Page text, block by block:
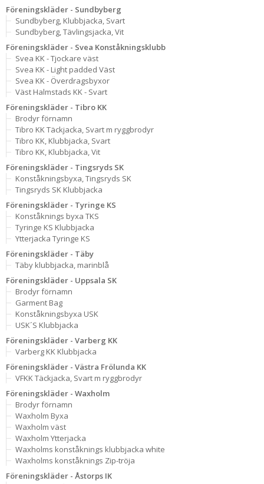
Föreningskläder - Sundbyberg
Sundbyberg, Klubbjacka, Svart
Sundbyberg, Tävlingsjacka, Vit
Föreningskläder - Svea Konståkningsklubb
Svea KK - Tjockare väst
Svea KK - Light padded Väst
Svea KK - Överdragsbyxor
Väst Halmstads KK - Svart
Föreningskläder - Tibro KK
Brodyr förnamn
Tibro KK Täckjacka, Svart m ryggbrodyr
Tibro KK, Klubbjacka, Svart
Tibro KK, Klubbjacka, Vit
Föreningskläder - Tingsryds SK
Konståkningsbyxa, Tingsryds SK
Tingsryds SK Klubbjacka
Föreningskläder - Tyringe KS
Konståknings byxa TKS
Tyringe KS Klubbjacka
Ytterjacka Tyringe KS
Föreningskläder - Täby
Täby klubbjacka, marinblå
Föreningskläder - Uppsala SK
Brodyr förnamn
Garment Bag
Konståkningsbyxa USK
USK´S Klubbjacka
Föreningskläder - Varberg KK
Varberg KK Klubbjacka
Föreningskläder - Västra Frölunda KK
VFKK Täckjacka, Svart m ryggbrodyr
Föreningskläder - Waxholm
Brodyr förnamn
Waxholm Byxa
Waxholm väst
Waxholm Ytterjacka
Waxholms konståknings klubbjacka white
Waxholms konståknings Zip-tröja
Föreningskläder - Åstorps IK